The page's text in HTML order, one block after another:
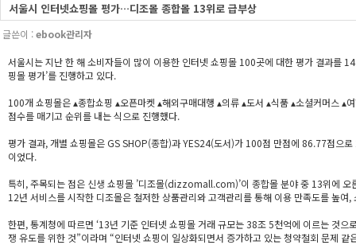
서울시 인터넷쇼핑몰 평가…디조몰 종합몰 13위로 급부상
글쓴이 :ebook관리자
서울시는 지난 한 해 소비자들이 많이 이용한 인터넷 쇼핑몰 100곳에 대한 평가 결과를
핑몰 평가’를 진행하고 있다.
100개 쇼핑몰은 ▴종합쇼핑 ▴오픈마켓 ▴해외구매대행 ▴의류 ▴도서 ▴식품 ▴소셜커머스
점수를 매기고 순위를 내는 식으로 진행했다.
평가 결과, 개별 쇼핑몰은 GS SHOP(종합)과 YES24(도서)가 100점 만점에 86.77점
이었다.
특히, 주목되는 점은 신생 쇼핑몰 ’디조몰(dizzomall.com)’이 종합몰 분야 중 13위에
12년 서비스를 시작한 디조몰은 철저한 상품관리와 고객관리를 통해 이용 만족도를 높여
한편, 통계청에 따르면 ‘13년 기준 인터넷 쇼핑몰 거래 규모는 38조 5천억에 이르는 것
쟁 유도를 위한 것”이라며 “인터넷 쇼핑이 일상화되면서 증가하고 있는 청약철회 문제